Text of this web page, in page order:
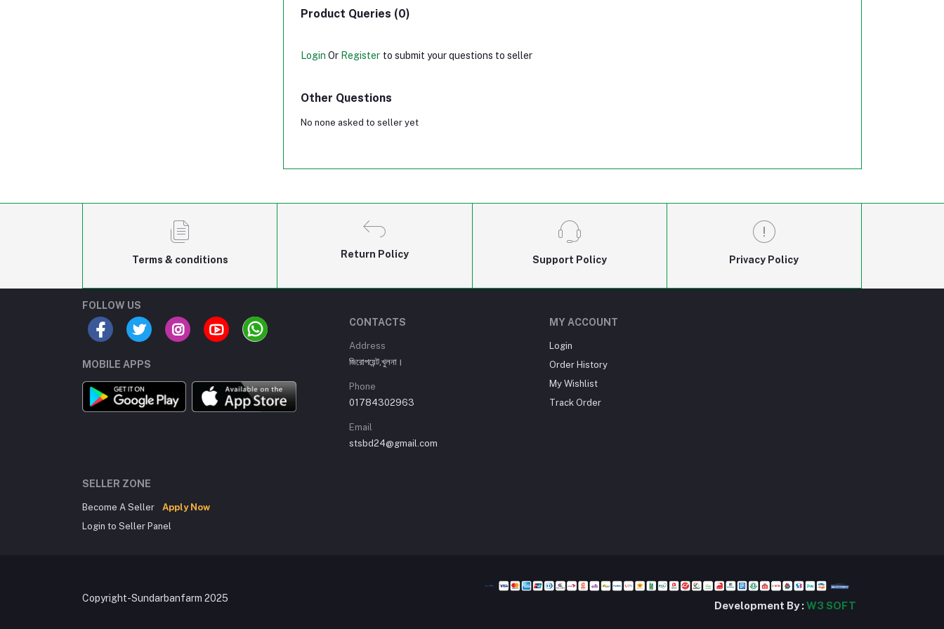
Product Queries (0)
Login Or Register to submit your questions to seller
Other Questions
No none asked to seller yet
Terms & conditions
Return Policy
Support Policy Privacy Policy
FOLLOW US
MOBILE APPS
CONTACTS
Address
জিরোপয়েন্ট,খুলনা।
Phone
01784302963
Email
stsbd24@gmail.com
MY ACCOUNT
Login
Order History
My Wishlist
Track Order
SELLER ZONE
Become A Seller
Apply Now
Login to Seller Panel
Copyright-Sundarbanfarm 2025
Development By :W3 SOFT